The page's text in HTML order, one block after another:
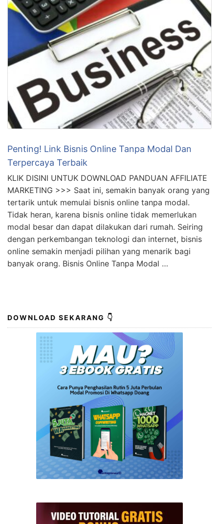
Penting! Link Bisnis Online Tanpa Modal Dan
Terpercaya Terbaik
KLIK DISINI UNTUK DOWNLOAD PANDUAN AFFILIATE
MARKETING >>> Saat ini, semakin banyak orang yang
tertarik untuk memulai bisnis online tanpa modal.
Tidak heran, karena bisnis online tidak memerlukan
modal besar dan dapat dilakukan dari rumah. Seiring
dengan perkembangan teknologi dan internet, bisnis
online semakin menjadi pilihan yang menarik bagi
banyak orang. Bisnis Online Tanpa Modal …
DOWNLOAD SEKARANG 👇